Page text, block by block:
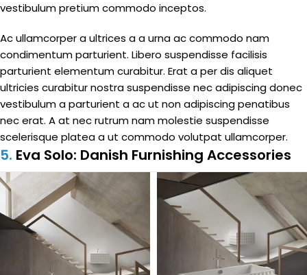
vestibulum pretium commodo inceptos.
Ac ullamcorper a ultrices a a urna ac commodo nam
condimentum parturient. Libero suspendisse facilisis
parturient elementum curabitur. Erat a per dis aliquet
ultricies curabitur nostra suspendisse nec adipiscing donec
vestibulum a parturient a ac ut non adipiscing penatibus
nec erat. A at nec rutrum nam molestie suspendisse
scelerisque platea a ut commodo volutpat ullamcorper.
5. Eva Solo: Danish Furnishing Accessories